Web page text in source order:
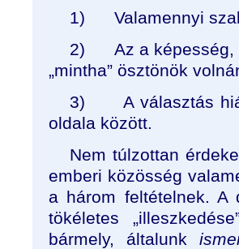
1)
Valamennyi
2)
Az a
„mintha” ösztönök
3)
A választás
oldala között.
Nem túlzottan
emberi közösség
a három feltételnek.
tökéletes
bármely, általunk